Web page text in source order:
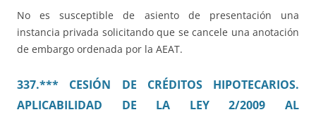
No es susceptible de asiento de presentación una
instancia privada solicitando que se cancele una anotación
de embargo ordenada por la AEAT.
337.*** CESIÓN DE CRÉDITOS HIPOTECARIOS.
APLICABILIDAD DE LA LEY 2/2009 AL